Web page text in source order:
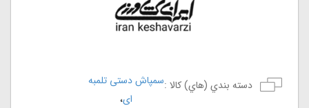
دسته بندي (هاي) کالا :سمپاش دستی تلمبه
ای،